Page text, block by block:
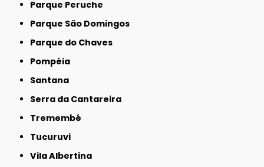
Parque Peruche
Parque São Domingos
Parque do Chaves
Pompéia
Santana
Serra da Cantareira
Tremembé
Tucuruvi
Vila Albertina